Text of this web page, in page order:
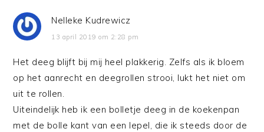
Nelleke Kudrewicz
13 april 2019 om 2:28 pm
Het deeg blijft bij mij heel plakkerig. Zelfs als ik bloem
op het aanrecht en deegrollen strooi, lukt het niet om
uit te rollen.
Uiteindelijk heb ik een bolletje deeg in de koekenpan
met de bolle kant van een lepel, die ik steeds door de